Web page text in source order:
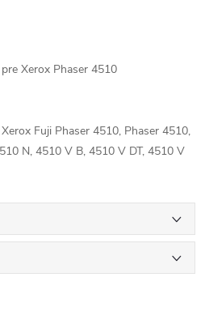
Xerox Phaser 4510
Fuji Phaser 4510, Phaser 4510,
N, 4510 V B, 4510 V DT, 4510 V